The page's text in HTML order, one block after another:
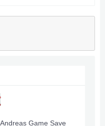
quoted.***
Game Save